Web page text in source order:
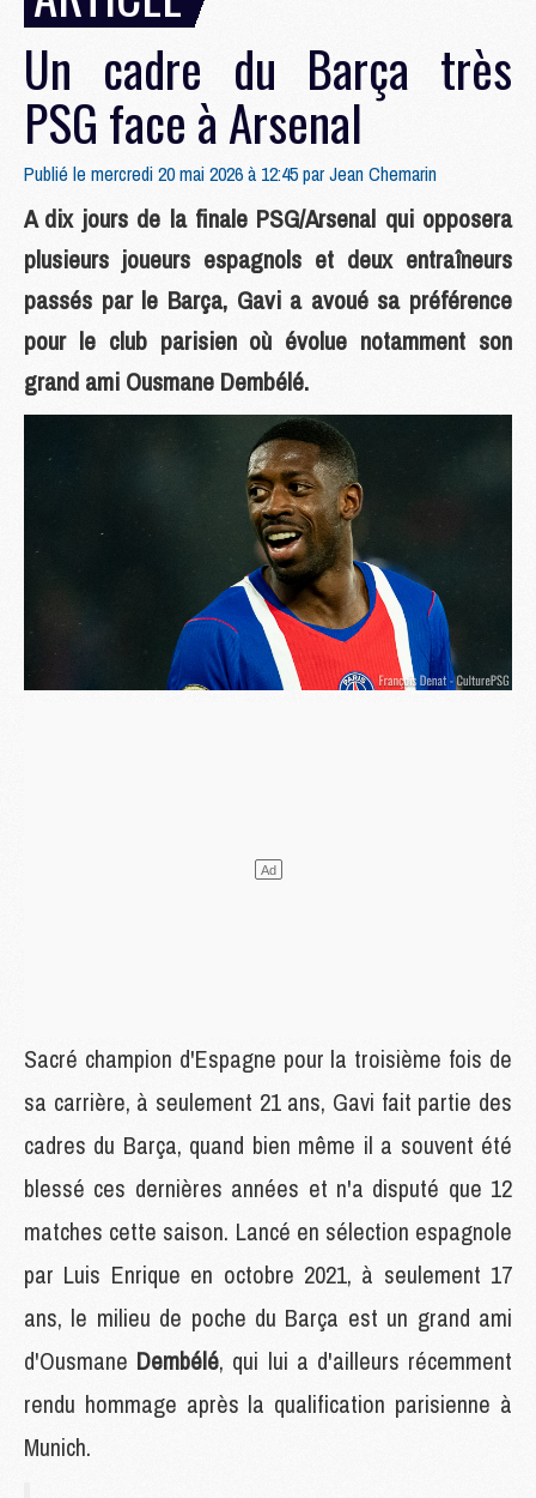
Un cadre du Barça très
PSG face à Arsenal
Publié le mercredi 20 mai 2026 à 12:45 parJean Chemarin
A dix jours de la finale PSG/Arsenal qui opposera
plusieurs joueurs espagnols et deux entraîneurs
passés par le Barça, Gavi a avoué sa préférence
pour le club parisien où évolue notamment son
grand ami Ousmane Dembélé.
Sacré champion d'Espagne pour la troisième fois de
sa carrière, à seulement 21 ans, Gavi fait partie des
cadres du Barça, quand bien même il a souvent été
blessé ces dernières années et n'a disputé que 12
matches cette saison. Lancé en sélection espagnole
par Luis Enrique en octobre 2021, à seulement 17
ans, le milieu de poche du Barça est un grand ami
d'Ousmane Dembélé, qui lui a d'ailleurs récemment
rendu hommage après la qualification parisienne à
Munich.